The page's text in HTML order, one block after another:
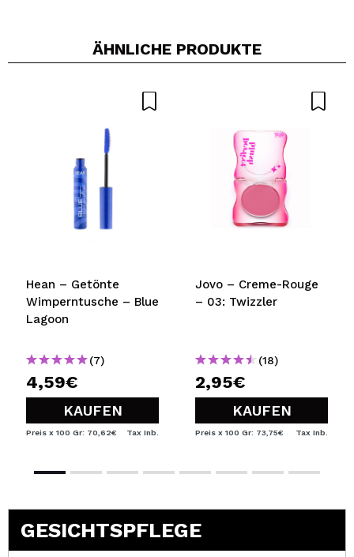
ÄHNLICHE PRODUKTE
Hean – Getönte
Wimperntusche – Blue
Lagoon
(7)
4,59€
KAUFEN
Preis x 100 Gr: 70,62€ Tax Inb.
Jovo – Creme-Rouge
– 03: Twizzler
(18)
2,95€
KAUFEN
Preis x 100 Gr: 73,75€ Tax Inb.
GESICHTSPFLEGE